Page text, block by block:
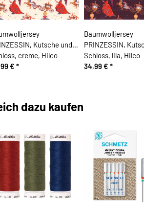
Kutsche und
creme, Hilco
€ *
Baumwolljersey
PRINZESSIN,
Schloss, lila, Hilco
34,99 € *
dazu kaufen